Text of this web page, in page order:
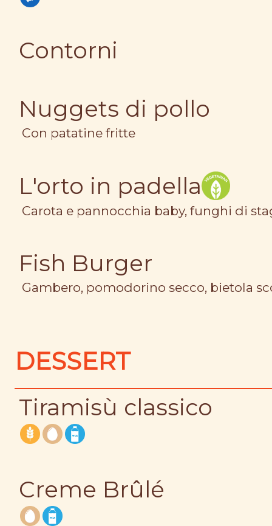
Contorni
Nuggets di pollo
Con patatine fritte
L'orto in padella
Carota e pannocchia baby, funghi di
Fish Burger
Gambero, pomodorino secco, bietola
DESSERT
Tiramisù classico
Creme Brûlé